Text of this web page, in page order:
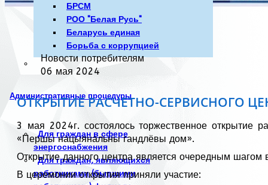
БРСМ
РОО "Белая Русь"
Беларусь единая
Борьба с коррупцией
Административные процедуры
Для граждан в сфере
энергоснабжения
Для граждан, являющихся
работниками (бывшими
Новости потребителям
06 мая 2024
ОТКРЫТИЕ РАСЧЕТНО-СЕРВИСНОГО
3 мая 2024г. состоялось торжественное открытие
«Першы нацыянальны гандлёвы дом».
Открытие данного центра является очередным шагом
В церемонии открытия приняли участие: